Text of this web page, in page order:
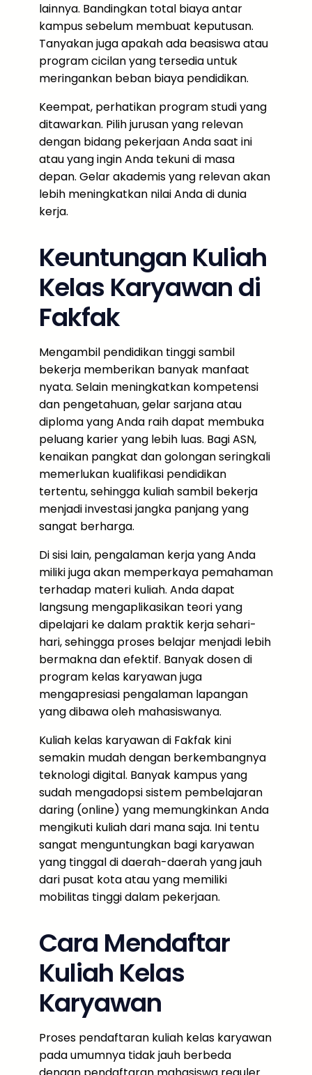
lainnya. Bandingkan total biaya antar
kampus sebelum membuat keputusan.
Tanyakan juga apakah ada beasiswa atau
program cicilan yang tersedia untuk
meringankan beban biaya pendidikan.
Keempat, perhatikan program studi yang
ditawarkan. Pilih jurusan yang relevan
dengan bidang pekerjaan Anda saat ini
atau yang ingin Anda tekuni di masa
depan. Gelar akademis yang relevan akan
lebih meningkatkan nilai Anda di dunia
kerja.
Keuntungan Kuliah
Kelas Karyawan di
Fakfak
Mengambil pendidikan tinggi sambil
bekerja memberikan banyak manfaat
nyata. Selain meningkatkan kompetensi
dan pengetahuan, gelar sarjana atau
diploma yang Anda raih dapat membuka
peluang karier yang lebih luas. Bagi ASN,
kenaikan pangkat dan golongan seringkali
memerlukan kualifikasi pendidikan
tertentu, sehingga kuliah sambil bekerja
menjadi investasi jangka panjang yang
sangat berharga.
Di sisi lain, pengalaman kerja yang Anda
miliki juga akan memperkaya pemahaman
terhadap materi kuliah. Anda dapat
langsung mengaplikasikan teori yang
dipelajari ke dalam praktik kerja sehari-
hari, sehingga proses belajar menjadi lebih
bermakna dan efektif. Banyak dosen di
program kelas karyawan juga
mengapresiasi pengalaman lapangan
yang dibawa oleh mahasiswanya.
Kuliah kelas karyawan di Fakfak kini
semakin mudah dengan berkembangnya
teknologi digital. Banyak kampus yang
sudah mengadopsi sistem pembelajaran
daring (online) yang memungkinkan Anda
mengikuti kuliah dari mana saja. Ini tentu
sangat menguntungkan bagi karyawan
yang tinggal di daerah-daerah yang jauh
dari pusat kota atau yang memiliki
mobilitas tinggi dalam pekerjaan.
Cara Mendaftar
Kuliah Kelas
Karyawan
Proses pendaftaran kuliah kelas karyawan
pada umumnya tidak jauh berbeda